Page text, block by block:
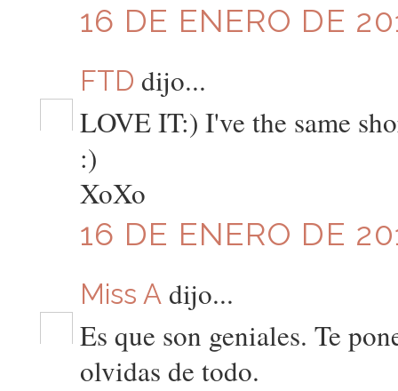
16 DE ENERO DE
FTD dijo...
LOVE IT:) I've the same
:)
XoXo
16 DE ENERO DE
Miss Adijo...
Es que son geniales. Te
olvidas de todo.